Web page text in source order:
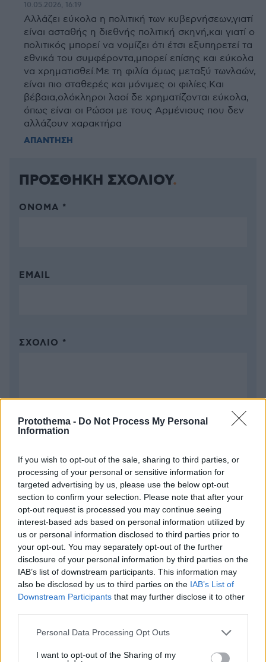
Protothema - Do Not Process My Personal
Information
If you wish to opt-out of the sale, sharing to third parties, or
processing of your personal or sensitive information for
targeted advertising by us, please use the below opt-out
section to confirm your selection. Please note that after your
opt-out request is processed you may continue seeing
interest-based ads based on personal information utilized by
us or personal information disclosed to third parties prior to
your opt-out. You may separately opt-out of the further
disclosure of your personal information by third parties on the
IAB’s list of downstream participants. This information may
also be disclosed by us to third parties on the IAB’s List of
Downstream Participants that may further disclose it to other
Please note that this website/app uses one or more Google
not limited to your visit or usage behaviour. You may click to
Personal Data Processing Opt Outs
I want to opt-out of the Sharing of my
10.05.2026, 16:19
Αλλάζει εύκολα η πολιτική των κυβερνήσεων,γιατί
είναι ασταθής η διεθνής πολιτική σκηνή,και γιατί ο
πολιτικός μπορεί να νομίζει ότι έτσι εξυπηρετεί τα
εθνικά του συμφέροντα,μπορεί επίσης και εύκολα
να χρηματισθεί.Με τη φιλία όμως μεταξύ τωνλαών,
είναι πιο σταθερές και μόνιμες οι φιλίες.Και
βέβαια,ολόκληροι λαοί δε χρηματίζονται εύκολα,
όπως είναι οι Ρώσοι με τους Αρμένιους που δεν
αλλάζουν χαρακτήρα
ΑΠΑΝΤΗΣΗ
ΠΡΟΣΘΗΚΗ ΣΧΟΛΙΟΥ
ΌΝΟΜΑ *
EMAIL
ΣΧΌΛΙΟ *
Απομένουν2500 χαρακτήρες
* Υποχρεωτικά πεδία
ΡΟΗ ΕΙΔΗΣΕΩΝ
Ειδήσεις Δημοφιλή Σχολιασμένα
πριν 8 λεπτά